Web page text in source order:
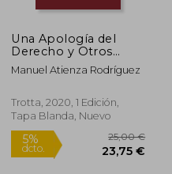
Una Apología del
Derecho y Otros
Ensayos
Manuel Atienza Rodríguez
Trotta, 2020, 1 Edición,
Tapa Blanda, Nuevo